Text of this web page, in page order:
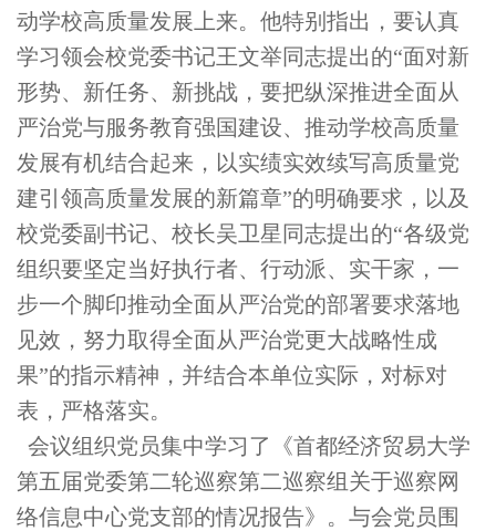
动学校高质量发展上来。他特别指出，要认真
学习领会校党委书记王文举同志提出的“面对新
形势、新任务、新挑战，要把纵深推进全面从
严治党与服务教育强国建设、推动学校高质量
发展有机结合起来，以实绩实效续写高质量党
建引领高质量发展的新篇章”的明确要求，以及
校党委副书记、校长吴卫星同志提出的“各级党
组织要坚定当好执行者、行动派、实干家，一
步一个脚印推动全面从严治党的部署要求落地
见效，努力取得全面从严治党更大战略性成
果”的指示精神，并结合本单位实际，对标对
表，严格落实。
会议组织党员集中学习了《首都经济贸易大学
第五届党委第二轮巡察第二巡察组关于巡察网
络信息中心党支部的情况报告》。与会党员围